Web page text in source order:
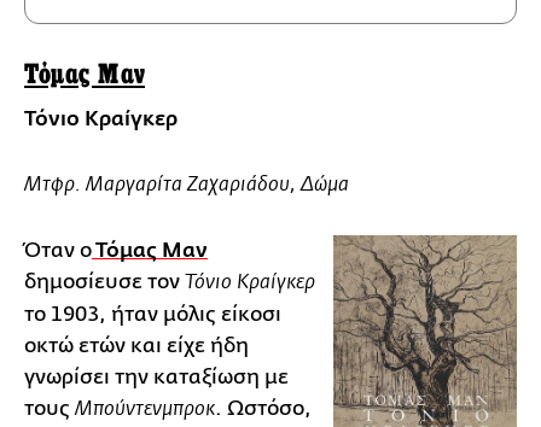
Τόμας Μαν
Τόνιο Κραίγκερ
Mτφρ. Μαργαρίτα Ζαχαριάδου, Δώμα
Όταν οΤόμας Μαν
δημοσίευσε τον Τόνιο Κραίγκερ
το 1903, ήταν μόλις είκοσι
οκτώ ετών και είχε ήδη
γνωρίσει την καταξίωση με
τους Μπούντενμπροκ. Ωστόσο,